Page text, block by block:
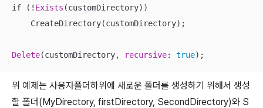
if ( ! Exists (customDirectory))
    CreateDirectory(customDirectory);
Delete(customDirectory, recursive: true);
위 예제는 사용자폴더하위에 새로운 폴더를 생성하기 위해서 생성
할 폴더(MyDirectory, firstDirectory, SecondDirectory)와 S